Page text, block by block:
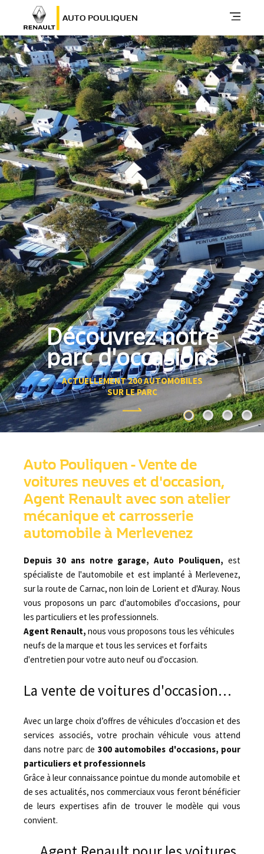
AUTO POULIQUEN
Découvrez notre
parc d'occasions
ACTUELLEMENT 200 AUTOMOBILES
SUR LE PARC
Auto Pouliquen - Vente de
voitures neuves et d'occasion,
Agent Renault avec son atelier
mécanique et carrosserie
automobile à Merlevenez
Depuis 30 ans notre garage, Auto Pouliquen, est
spécialiste de l'automobile et est implanté à Merlevenez,
sur la route de Carnac, non loin de Lorient et d'Auray. Nous
vous proposons un parc d'automobiles d'occasions, pour
les particuliers et les professionnels.
Agent Renault, nous vous proposons tous les véhicules
neufs de la marque et tous les services et forfaits
d'entretien pour votre auto neuf ou d'occasion.
La vente de voitures d'occasion…
Avec un large choix d’offres de véhicules d’occasion et des
services associés, votre prochain véhicule vous attend
dans notre parc de 300 automobiles d'occasions, pour
particuliers et professionnels
Grâce à leur connaissance pointue du monde automobile et
de ses actualités, nos commerciaux vous feront bénéficier
de leurs expertises afin de trouver le modèle qui vous
convient.